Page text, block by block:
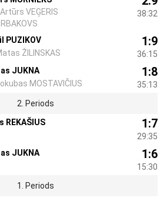
VEĢERIS
38:32
PUZIKOV
ŽILINSKAS
1:9
36:15
JUKNA
MOSTAVIČIUS
1:8
35:13
2. Periods
REKAŠIUS
1:7
29:35
JUKNA
1:6
15:30
1. Periods